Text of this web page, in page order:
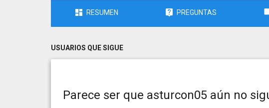
RESUMEN PREGUNTAS
USUARIOS QUE SIGUE
Parece ser que asturcon05 aún no